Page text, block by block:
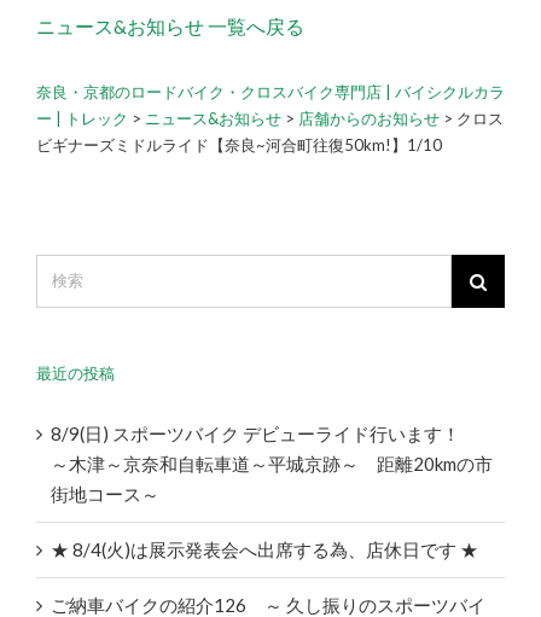
ニュース&お知らせ 一覧へ戻る
奈良・京都のロードバイク・クロスバイク専門店 | バイシクルカラ
ー | トレック > ニュース&お知らせ > 店舗からのお知らせ > クロス
ビギナーズミドルライド【奈良~河合町往復50km!】1/10
最近の投稿
8/9(日) スポーツバイク デビューライド行います！
～木津～京奈和自転車道～平城京跡～ 距離20kmの市
街地コース～
★ 8/4(火)は展示発表会へ出席する為、店休日です ★
ご納車バイクの紹介126 ～ 久し振りのスポーツバイ